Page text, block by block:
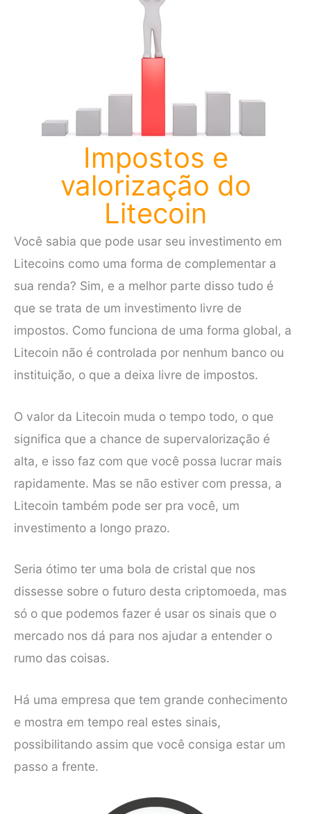
Impostos e
valorização do
Litecoin
Você sabia que pode usar seu investimento em
Litecoins como uma forma de complementar a
sua renda? Sim, e a melhor parte disso tudo é
que se trata de um investimento livre de
impostos. Como funciona de uma forma global, a
Litecoin não é controlada por nenhum banco ou
instituição, o que a deixa livre de impostos.
O valor da Litecoin muda o tempo todo, o que
significa que a chance de supervalorização é
alta, e isso faz com que você possa lucrar mais
rapidamente. Mas se não estiver com pressa, a
Litecoin também pode ser pra você, um
investimento a longo prazo.
Seria ótimo ter uma bola de cristal que nos
dissesse sobre o futuro desta criptomoeda, mas
só o que podemos fazer é usar os sinais que o
mercado nos dá para nos ajudar a entender o
rumo das coisas.
Há uma empresa que tem grande conhecimento
e mostra em tempo real estes sinais,
possibilitando assim que você consiga estar um
passo a frente.